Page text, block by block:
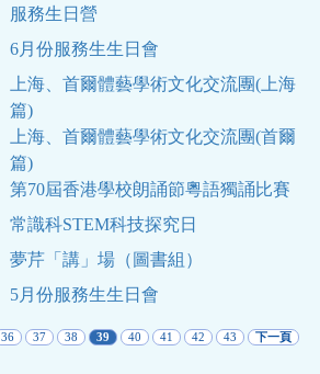
服務生日營
6月份服務生生日會
上海、首爾體藝學術文化交流團(上海
篇)
上海、首爾體藝學術文化交流團(首爾
篇)
第70屆香港學校朗誦節粵語獨誦比賽
常識科STEM科技探究日
夢芹「講」場（圖書組）
5月份服務生生日會
36 37 38 39 40 41 42 43 下一頁